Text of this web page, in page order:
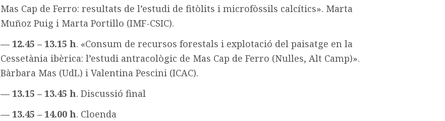
Mas Cap de Ferro: resultats de l’estudi de fitòlits i microfòssils calcítics». Marta
Muñoz Puig i Marta Portillo (IMF-CSIC).
— 12.45 – 13.15 h. «Consum de recursos forestals i explotació del paisatge en la
Cessetània ibèrica: l’estudi antracològic de Mas Cap de Ferro (Nulles, Alt Camp)».
Bàrbara Mas (UdL) i Valentina Pescini (ICAC).
— 13.15 – 13.45 h. Discussió final
— 13.45 – 14.00 h. Cloenda